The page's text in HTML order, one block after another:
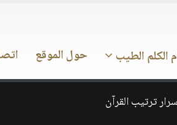
الكلم الطيب حول الموقع
ترتيب القرآن